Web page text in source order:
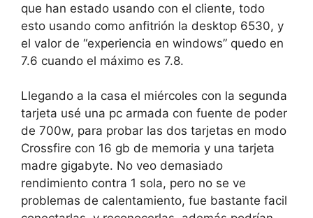
que han estado usando con el cliente, todo
esto usando como anfitrión la desktop 6530, y
el valor de “experiencia en windows” quedo en
7.6 cuando el máximo es 7.8.
Llegando a la casa el miércoles con la segunda
tarjeta usé una pc armada con fuente de poder
de 700w, para probar las dos tarjetas en modo
Crossfire con 16 gb de memoria y una tarjeta
madre gigabyte. No veo demasiado
rendimiento contra 1 sola, pero no se ve
problemas de calentamiento, fue bastante facil